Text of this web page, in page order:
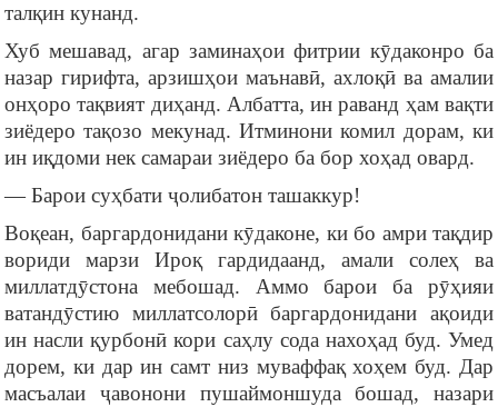
талқин кунанд.
Хуб мешавад, агар заминаҳои фитрии кӯдаконро ба
назар гирифта, арзишҳои маънавӣ, ахлоқӣ ва амалии
онҳоро тақвият диҳанд. Албатта, ин раванд ҳам вақти
зиёдеро тақозо мекунад. Итминони комил дорам, ки
ин иқдоми нек самараи зиёдеро ба бор хоҳад овард.
— Барои суҳбати ҷолибатон ташаккур!
Воқеан, баргардонидани кӯдаконе, ки бо амри тақдир
вориди марзи Ироқ гардидаанд, амали солеҳ ва
миллатдӯстона мебошад. Аммо барои ба рӯҳияи
ватандӯстию миллатсолорӣ баргардонидани ақоиди
ин насли қурбонӣ кори саҳлу сода нахоҳад буд. Умед
дорем, ки дар ин самт низ муваффақ хоҳем буд. Дар
масъалаи ҷавонони пушаймоншуда бошад, назари